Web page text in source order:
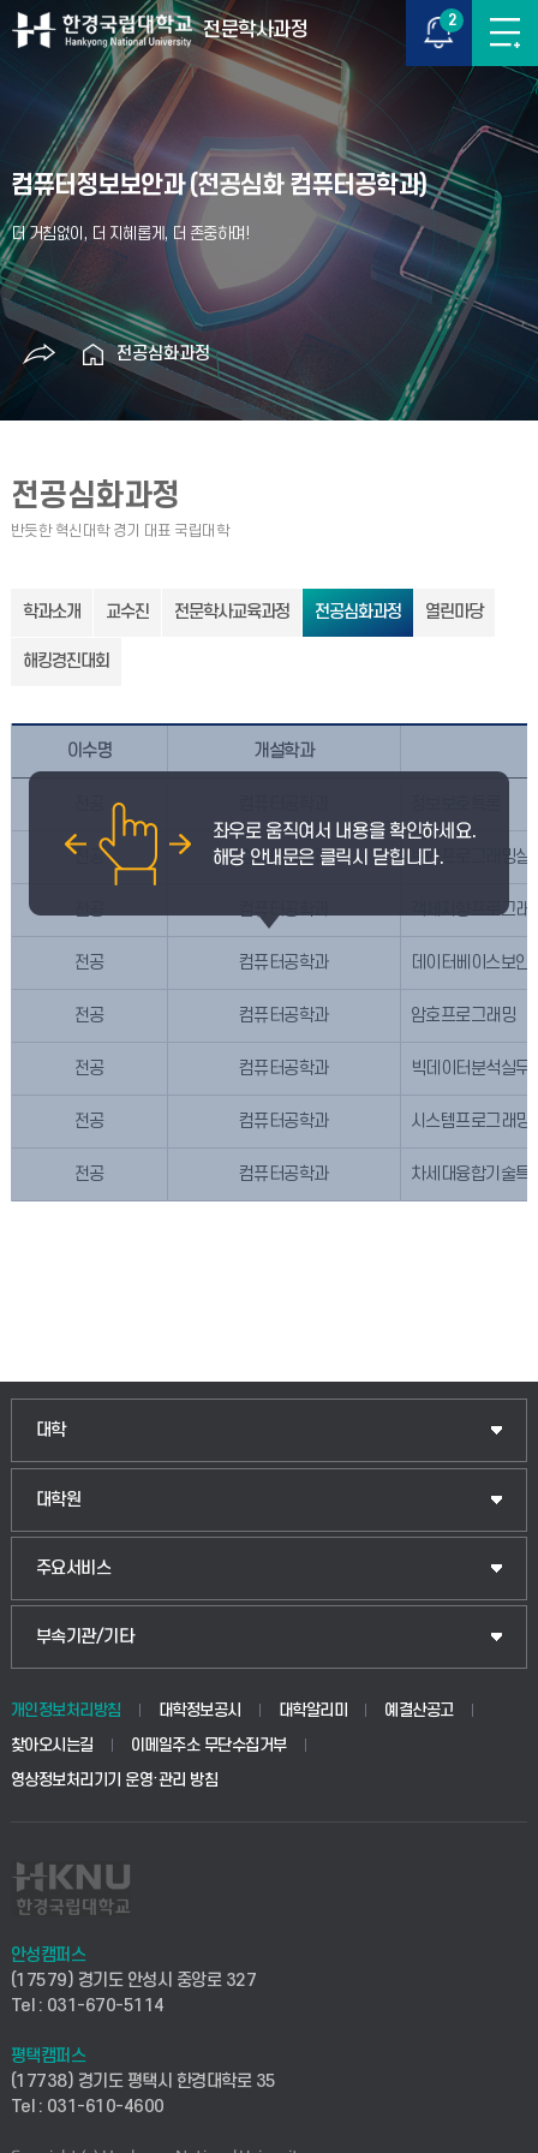
전문학사과정 2
컴퓨터정보보안과 (전공심화 컴퓨터공학과)
전공심화과정
전공심화과정
학과소개 교수진 전문학사교육과정 전공심화과정 열린마당
해킹경진대회
이수명 개설학과
전공 컴퓨터공학과 보안프로그래밍실
객체지향프로그래
전공 컴퓨터공학과 데이터베이스보안
전공 컴퓨터공학과 암호프로그래밍
전공 컴퓨터공학과 빅데이터분석실무
전공 컴퓨터공학과 시스템프로그래밍
전공 컴퓨터공학과 차세대융합기술특
대학
인문융합공공인재학부
법경영학부
생명공학부
사회안전시스템공학부
컴퓨터응용수학부
ICT로봇기계공학부
전자전기공학부
대학원
일반대학원
산업대학원
공공정책대학원
교육대학원
주요서비스
입학안내
웹메일
학사시스템(전문학사 및 전공심화)
사이버캠퍼스(전문학사 및 전공심화)
시설바로처리서비스
연구실안전관리시스템
산학연구관리시스템
부속기관/기타
중앙도서관
학생생활관(안성)
산학협력단
취업지원센터
창업지원센터
현장실습지원센터
개인정보처리방침 대학정보공시 대학알리미
예결산공고
찾아오시는길
이메일주소 무단수집거부
영상정보처리기기 운영·관리 방침
안성캠퍼스
(17579) 경기도 안성시 중앙로 327
Tel : 031-670-5114
평택캠퍼스
(17738) 경기도 평택시 한경대학로 35
Tel : 031-610-4600